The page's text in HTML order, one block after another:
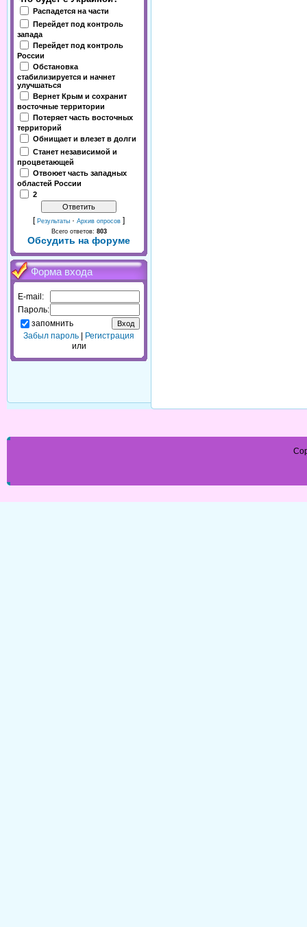
Распадется на части
Перейдет под контроль
запада
Перейдет под контроль
России
Обстановка
стабилизируется и начнет
улучшаться
Вернет Крым и сохранит
восточные территории
Потеряет часть восточных
территорий
Обнищает и влезет в долги
Станет независимой и
процветающей
Отвоюет часть западных
областей России
2
[ Результаты · Архив опросов ]
Всего ответов: 803
Обсудить на форуме
Форма входа
E-mail:
Пароль:
запомнить
Забыл пароль
Регистрация
или